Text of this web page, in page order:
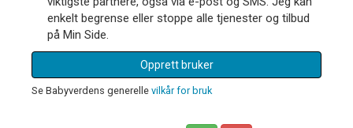
enkelt begrense eller stoppe alle tjenester og tilbud
på Min Side.
Opprett bruker
Se Babyverdens generelle vilkår for bruk